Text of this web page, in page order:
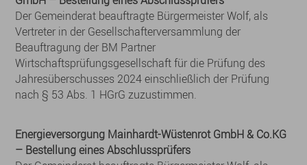
Der Gemeinderat beauftragte Bürgermeister Wolf, als
Vertreter in der Gesellschafterversammlung der
Beauftragung der BM Partner
Wirtschaftsprüfungsgesellschaft für die Prüfung des
Jahresüberschusses 2024 einschließlich der Prüfung
nach § 53 Abs. 1 HGrG zuzustimmen.
Energieversorgung Mainhardt-Wüstenrot GmbH & Co.KG
– Bestellung eines Abschlussprüfers